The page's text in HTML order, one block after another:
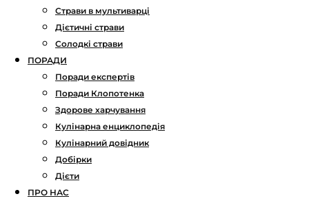
Страви в мультиварці
Дієтичні страви
Солодкі страви
ПОРАДИ
Поради експертів
Поради Клопотенка
Здорове харчування
Кулінарна енциклопедія
Кулінарний довідник
Добірки
Дієти
ПРО НАС